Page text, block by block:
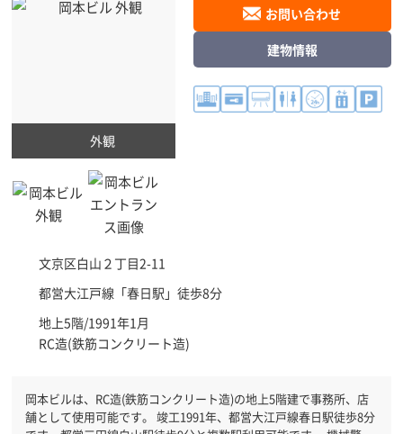
外観
文京区白山２丁目2-11
都営大江戸線「春日駅 」徒歩8分
地上5階/1991年1月
RC造(鉄筋コンクリート造)
お問い合わせ
建物情報
岡本ビルは、RC造(鉄筋コンクリート造)の地上5階建で事務所、店
舗として使用可能です。 竣工1991年、都営大江戸線春日駅徒歩8分